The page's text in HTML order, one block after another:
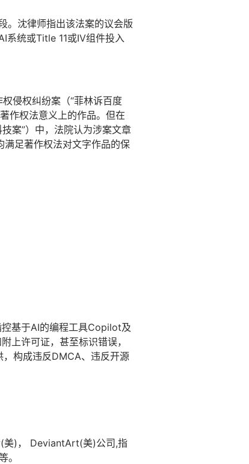
。沈律师指出该法案的议会版
系统或Title 11或IV组件投入
侵权纠纷案（“菲林诉百度
作权法意义上的作品。但在
案”）中，法院认为涉案文章
足著作权法对文字作品的保
基于AI的编程工具Copilot及
上许可证，甚至标识错误，
构成违反DMCA、违反开源
美)， DeviantArt(美)公司,指
。